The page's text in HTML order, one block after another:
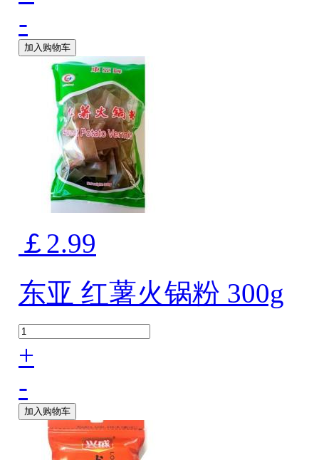
-
加入购物车
￡2.99
东亚 红薯火锅粉 300g
+
-
加入购物车